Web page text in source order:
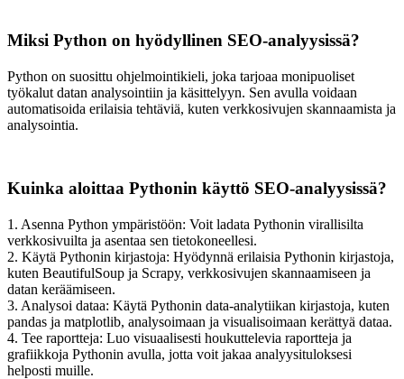
Miksi Python on hyödyllinen SEO-analyysissä?
Python on suosittu ohjelmointikieli, joka tarjoaa monipuoliset
työkalut datan analysointiin ja käsittelyyn. Sen avulla voidaan
automatisoida erilaisia tehtäviä, kuten verkkosivujen skannaamista ja
analysointia.
Kuinka aloittaa Pythonin käyttö SEO-analyysissä?
1. Asenna Python ympäristöön: Voit ladata Pythonin virallisilta
verkkosivuilta ja asentaa sen tietokoneellesi.
2. Käytä Pythonin kirjastoja: Hyödynnä erilaisia Pythonin kirjastoja,
kuten BeautifulSoup ja Scrapy, verkkosivujen skannaamiseen ja
datan keräämiseen.
3. Analysoi dataa: Käytä Pythonin data-analytiikan kirjastoja, kuten
pandas ja matplotlib, analysoimaan ja visualisoimaan kerättyä dataa.
4. Tee raportteja: Luo visuaalisesti houkuttelevia raportteja ja
grafiikkoja Pythonin avulla, jotta voit jakaa analyysituloksesi
helposti muille.